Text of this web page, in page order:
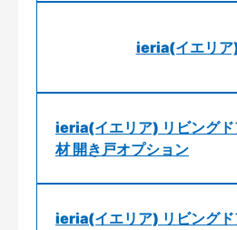
ieria(イエリア
ieria(イエリア) リビングド
材 開き戸オプション
ieria(イエリア) リビングド